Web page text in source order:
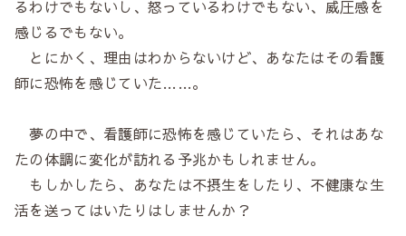
るわけでもないし、怒っているわけでもない、威圧感を
感じるでもない。
とにかく、理由はわからないけど、あなたはその看護
師に恐怖を感じていた……。
夢の中で、看護師に恐怖を感じていたら、それはあな
たの体調に変化が訪れる予兆かもしれません。
もしかしたら、あなたは不摂生をしたり、不健康な生
活を送ってはいたりはしませんか？